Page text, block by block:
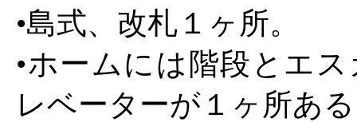
•島式、改札１ヶ所。
•ホームには階段とエ
レベーターが１ヶ所あ